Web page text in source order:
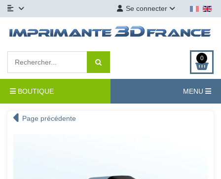
Se connecter
0
BOUTIQUE MENU
Page précédente